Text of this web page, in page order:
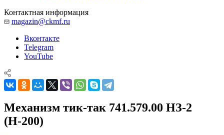
Контактная информация
magazin@ckmf.ru
Вконтакте
Telegram
YouTube
Механизм тик-так 741.579.00 НЗ-2
(Н-200)